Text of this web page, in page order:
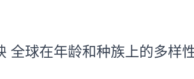
全球在年龄和种族上的多样